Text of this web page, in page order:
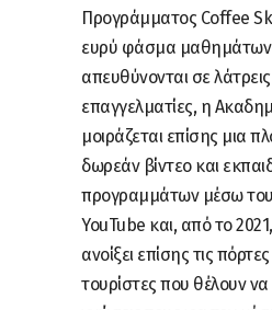
Προγράμματος Coffee
ευρύ φάσμα
απευθύνονται σε λάτρεις
επαγγελματίες, η
μοιράζεται επίσης μια
δωρεάν βίντεο και
προγραμμάτων μέσω
YouTube και, από το
ανοίξει επίσης τις
τουρίστες που θέλουν